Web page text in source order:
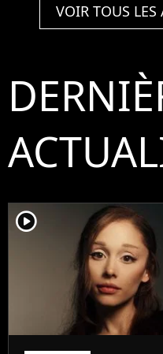
VOIR TOUS LES
player2